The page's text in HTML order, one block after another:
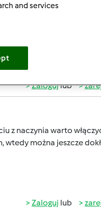
Zalogujlub
z naczynia warto
wtedy można jeszcze
Zaloguj lub
and services